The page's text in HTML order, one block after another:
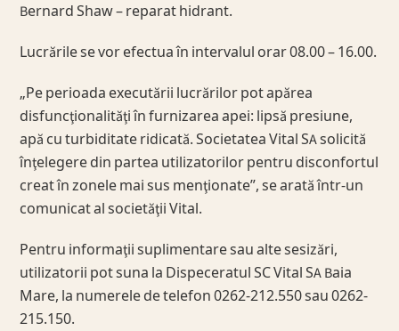
Bernard Shaw – reparat hidrant.
Lucrările se vor efectua în intervalul orar 08.00 – 16.00.
„Pe perioada executării lucrărilor pot apărea
disfuncţionalităţi în furnizarea apei: lipsă presiune,
apă cu turbiditate ridicată. Societatea Vital SA solicită
înţelegere din partea utilizatorilor pentru disconfortul
creat în zonele mai sus menţionate”, se arată într-un
comunicat al societăţii Vital.
Pentru informaţii suplimentare sau alte sesizări,
utilizatorii pot suna la Dispeceratul SC Vital SA Baia
Mare, la numerele de telefon 0262-212.550 sau 0262-
215.150.